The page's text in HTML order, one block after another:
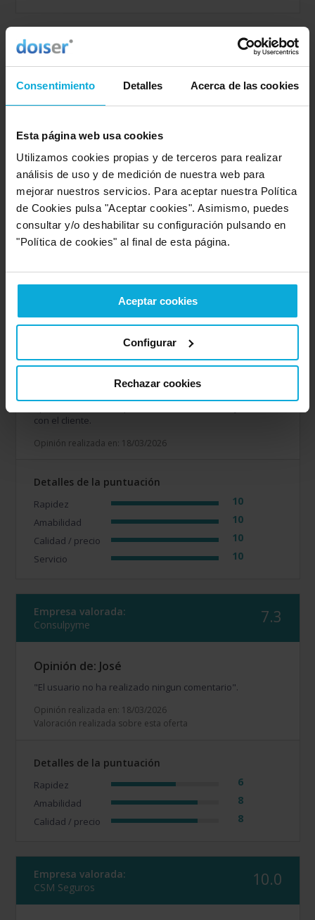
Consentimiento Detalles Acerca de las cookies
Esta página web usa cookies
Utilizamos cookies propias y de terceros para realizar
análisis de uso y de medición de nuestra web para
mejorar nuestros servicios. Para aceptar nuestra Política
de Cookies pulsa "Aceptar cookies". Asimismo, puedes
consultar y/o deshabilitar su configuración pulsando en
"Política de cookies" al final de esta página.
Aceptar cookies
Configurar
Rechazar cookies
Empresa valorada:
10.0
Opinión realizada en: 20/03/2026
Detalles de la puntuación
Rapidez
Amabilidad 10
Calidad / precio
Empresa valorada:
OZONIA Consultores
Opinión de: Anónimo
¿Qué te ha gustado más?El nivel de confianza que
transmite la empresa y la transparencia en el uso de la
con el cliente.
Opinión realizada en: 18/03/2026
Detalles de la puntuación
Rapidez 10
Amabilidad 10
Calidad / precio 10
Servicio 10
Empresa valorada:
Consulpyme
7.3
Opinión de: José
"El usuario no ha realizado ningun comentario".
Opinión realizada en: 18/03/2026
Valoración realizada sobre esta oferta
Detalles de la puntuación
Rapidez 6
Amabilidad 8
Calidad / precio 8
Empresa valorada:
CSM Seguros
10.0